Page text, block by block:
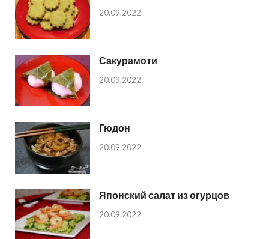
20.09.2022
Сакурамоти
20.09.2022
Гюдон
20.09.2022
Японский салат из огурцов
20.09.2022